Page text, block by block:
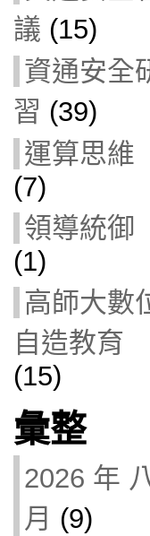
議 (15)
資通安全
習 (39)
運算思維
(7)
領導統御
(1)
高師大數
自造教育
(15)
彙整
2026 年
月 (9)